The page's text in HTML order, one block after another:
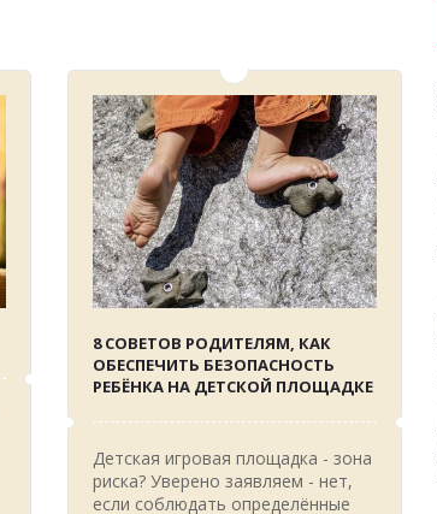
8 СОВЕТОВ РОДИТЕЛЯМ, КАК
ОБЕСПЕЧИТЬ БЕЗОПАСНОСТЬ
РЕБЁНКА НА ДЕТСКОЙ ПЛОЩАДКЕ
Детская игровая площадка - зона
риска? Уверено заявляем - нет,
если соблюдать определённые